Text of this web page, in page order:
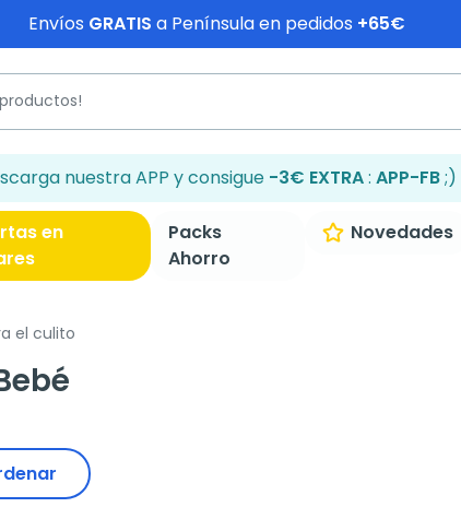
Envíos GRATIS a Península en pedidos +65€
nuestra APP y consigue -3€ EXTRA: APP-FB;)
en
Packs
Ahorro
Novedades
el culito